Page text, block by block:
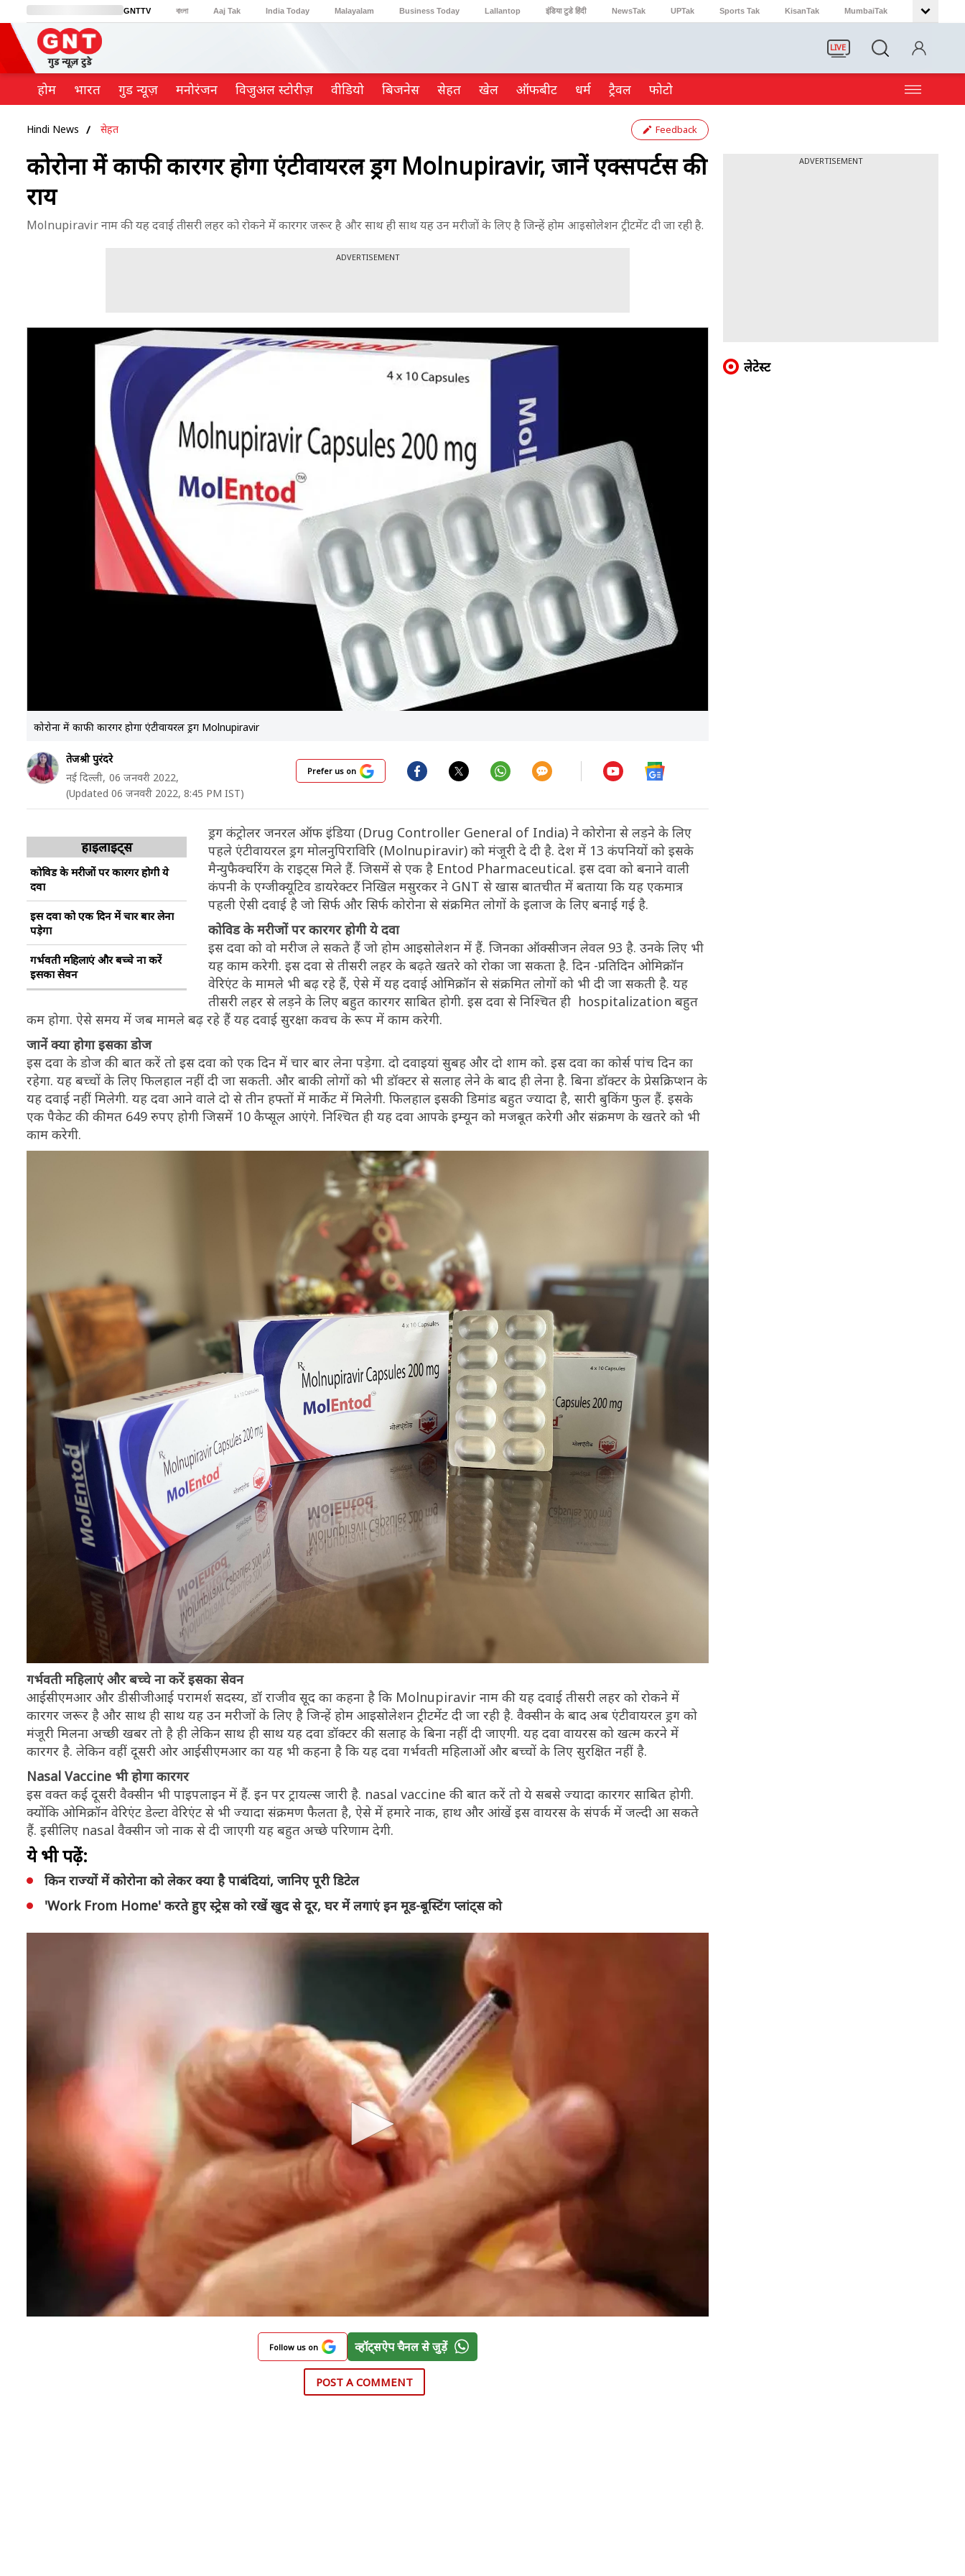
GNTTV বাংলা Aaj Tak India Today Malayalam Business Today Lallantop इंडिया टुडे हिंदी NewsTak UPTak Sports Tak KisanTak MumbaiTak
BT Bazaar Cosmopolitan
LIVE
होम भारत गुड न्यूज़ मनोरंजन विजुअल स्टोरीज़ वीडियो ब‍िजनेस सेहत खेल ऑफबीट धर्म ट्रैवल फोटो
Hindi News सेहत Feedback
कोरोना में काफी कारगर होगा एंटीवायरल ड्रग Molnupiravir, जानें एक्सपर्टस की
राय
Molnupiravir नाम की यह दवाई तीसरी लहर को रोकने में कारगर जरूर है और साथ ही साथ यह उन मरीजों के लिए है जिन्हें होम आइसोलेशन ट्रीटमेंट दी जा रही है.
ADVERTISEMENT
कोरोना में काफी कारगर होगा एंटीवायरल ड्रग Molnupiravir
तेजश्री पुरंदरे
नई दिल्ली, 06 जनवरी 2022,
(Updated 06 जनवरी 2022, 8:45 PM IST)
Prefer us on
हाइलाइट्स
कोविड के मरीजों पर कारगर होगी ये
दवा
इस दवा को एक दिन में चार बार लेना
पड़ेगा
गर्भवती महिलाएं और बच्चे ना करें
इसका सेवन
ड्रग कंट्रोलर जनरल ऑफ इंडिया (Drug Controller General of India) ने कोरोना से लड़ने के लिए
पहले एंटीवायरल ड्रग मोलनुपिराविरि (Molnupiravir) को मंजूरी दे दी है. देश में 13 कंपनियों को इसके
मैन्युफैक्चरिंग के राइट्स मिले हैं. जिसमें से एक है Entod Pharmaceutical. इस दवा को बनाने वाली
कंपनी के एग्जीक्यूटिव डायरेक्टर निखिल मसुरकर ने GNT से खास बातचीत में बताया कि यह एकमात्र
पहली ऐसी दवाई है जो सिर्फ और सिर्फ कोरोना से संक्रमित लोगों के इलाज के लिए बनाई गई है.
कोविड के मरीजों पर कारगर होगी ये दवा
इस दवा को वो मरीज ले सकते हैं जो होम आइसोलेशन में हैं. जिनका ऑक्सीजन लेवल 93 है. उनके लिए भी
यह काम करेगी. इस दवा से तीसरी लहर के बढ़ते खतरे को रोका जा सकता है. दिन -प्रतिदिन ओमिक्रॉन
वेरिएंट के मामले भी बढ़ रहे हैं, ऐसे में यह दवाई ओमिक्रॉन से संक्रमित लोगों को भी दी जा सकती है. यह
तीसरी लहर से लड़ने के लिए बहुत कारगर साबित होगी. इस दवा से निश्चित ही hospitalization बहुत
कम होगा. ऐसे समय में जब मामले बढ़ रहे हैं यह दवाई सुरक्षा कवच के रूप में काम करेगी.
जानें क्या होगा इसका डोज
इस दवा के डोज की बात करें तो इस दवा को एक दिन में चार बार लेना पड़ेगा. दो दवाइयां सुबह और दो शाम को. इस दवा का कोर्स पांच दिन का
रहेगा. यह बच्चों के लिए फिलहाल नहीं दी जा सकती. और बाकी लोगों को भी डॉक्टर से सलाह लेने के बाद ही लेना है. बिना डॉक्टर के प्रेसक्रिप्शन के
यह दवाई नहीं मिलेगी. यह दवा आने वाले दो से तीन हफ्तों में मार्केट में मिलेगी. फिलहाल इसकी डिमांड बहुत ज्यादा है, सारी बुकिंग फुल हैं. इसके
एक पैकेट की कीमत 649 रुपए होगी जिसमें 10 कैप्सूल आएंगे. निश्चित ही यह दवा आपके इम्यून को मजबूत करेगी और संक्रमण के खतरे को भी
काम करेगी.
गर्भवती महिलाएं और बच्चे ना करें इसका सेवन
आईसीएमआर और डीसीजीआई परामर्श सदस्य, डॉ राजीव सूद का कहना है कि Molnupiravir नाम की यह दवाई तीसरी लहर को रोकने में
कारगर जरूर है और साथ ही साथ यह उन मरीजों के लिए है जिन्हें होम आइसोलेशन ट्रीटमेंट दी जा रही है. वैक्सीन के बाद अब एंटीवायरल ड्रग को
मंजूरी मिलना अच्छी खबर तो है ही लेकिन साथ ही साथ यह दवा डॉक्टर की सलाह के बिना नहीं दी जाएगी. यह दवा वायरस को खत्म करने में
कारगर है. लेकिन वहीं दूसरी ओर आईसीएमआर का यह भी कहना है कि यह दवा गर्भवती महिलाओं और बच्चों के लिए सुरक्षित नहीं है.
Nasal Vaccine भी होगा कारगर
इस वक्त कई दूसरी वैक्सीन भी पाइपलाइन में हैं. इन पर ट्रायल्स जारी है. nasal vaccine की बात करें तो ये सबसे ज्यादा कारगर साबित होगी.
क्योंकि ओमिक्रॉन वेरिएंट डेल्टा वेरिएंट से भी ज्यादा संक्रमण फैलता है, ऐसे में हमारे नाक, हाथ और आंखें इस वायरस के संपर्क में जल्दी आ सकते
हैं. इसीलिए nasal वैक्सीन जो नाक से दी जाएगी यह बहुत अच्छे परिणाम देगी.
ये भी पढ़ें:
किन राज्यों में कोरोना को लेकर क्या है पाबंदियां, जानिए पूरी डिटेल
'Work From Home' करते हुए स्ट्रेस को रखें खुद से दूर, घर में लगाएं इन मूड-बूस्टिंग प्लांट्स को
Follow us on व्हॉट्सऐप चैनल से जुड़ें
POST A COMMENT
ADVERTISEMENT
लेटेस्ट